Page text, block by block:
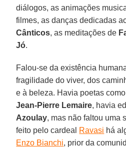
diálogos, as animações
filmes, as danças dedicadas
Cânticos, as meditações de
Jó.
Falou-se da existência
fragilidade do viver, dos
e à beleza. Havia poetas como
Jean-Pierre Lemaire, havia
Azoulay, mas não faltou uma
feito pelo cardeal Ravasi há
Enzo Bianchi, prior da